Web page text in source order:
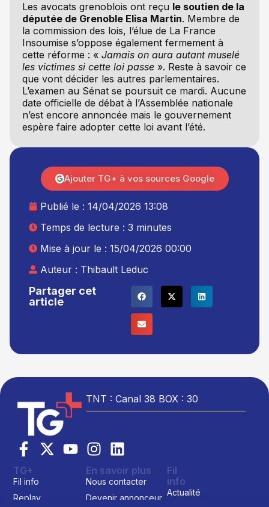
Les avocats grenoblois ont reçu le soutien de la
députée de Grenoble Elisa Martin. Membre de
la commission des lois, l’élue de La France
Insoumise s’oppose également fermement à
cette réforme : « Jamais on aura autant muselé
les victimes si cette loi passe». Reste à savoir ce
que vont décider les autres parlementaires.
L’examen au Sénat se poursuit ce mardi. Aucune
date officielle de débat à l’Assemblée nationale
n’est encore annoncée mais le gouvernement
espère faire adopter cette loi avant l’été.
Partager cet
article
Publié le : 14/04/2026 13:08
Temps de lecture : 3 minutes
Mise à jour le : 15/04/2026 00:00
Auteur : Thibault Leduc
Ajouter TG+ à vos sources Google
TNT : Canal 38 BOX : 30
TG+
Fil info
Replay
En savoir plus
Nous contacter
Devenir annonceur
Fil
info
Actualité